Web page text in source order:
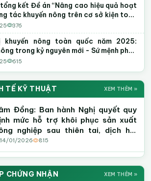
kết Đề án “Nâng cao hiệu quả hoạt
tác khuyến nông trên cơ sở kiện toàn
khuyến nông cộng đồng” giai đoạn
376
khuyến nông toàn quốc năm 2025:
trong kỷ nguyên mới - Sứ mệnh phồn
vượng
615
TẾ KỸ THUẬT XEM THÊM »
Đồng: Ban hành Nghị quyết quy
mức hỗ trợ khôi phục sản xuất
nghiệp sau thiên tai, dịch hại
vật
14/01/2026 815
CHỨNG NHẬN XEM THÊM »